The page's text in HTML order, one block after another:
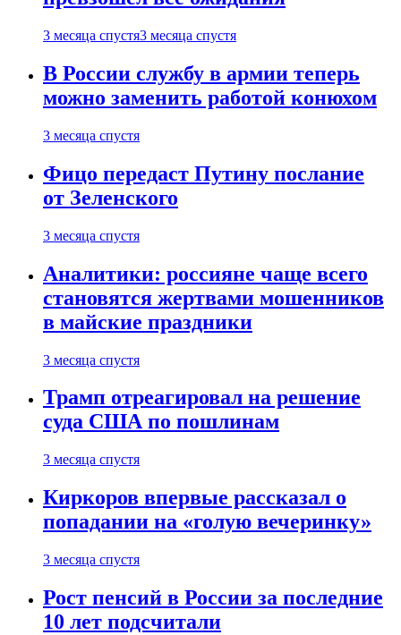
3 месяца спустя3 месяца спустя
В России службу в армии теперь
можно заменить работой конюхом
3 месяца спустя
Фицо передаст Путину послание
от Зеленского
3 месяца спустя
Аналитики: россияне чаще всего
становятся жертвами мошенников
в майские праздники
3 месяца спустя
Трамп отреагировал на решение
суда США по пошлинам
3 месяца спустя
Киркоров впервые рассказал о
попадании на «голую вечеринку»
3 месяца спустя
Рост пенсий в России за последние
10 лет подсчитали